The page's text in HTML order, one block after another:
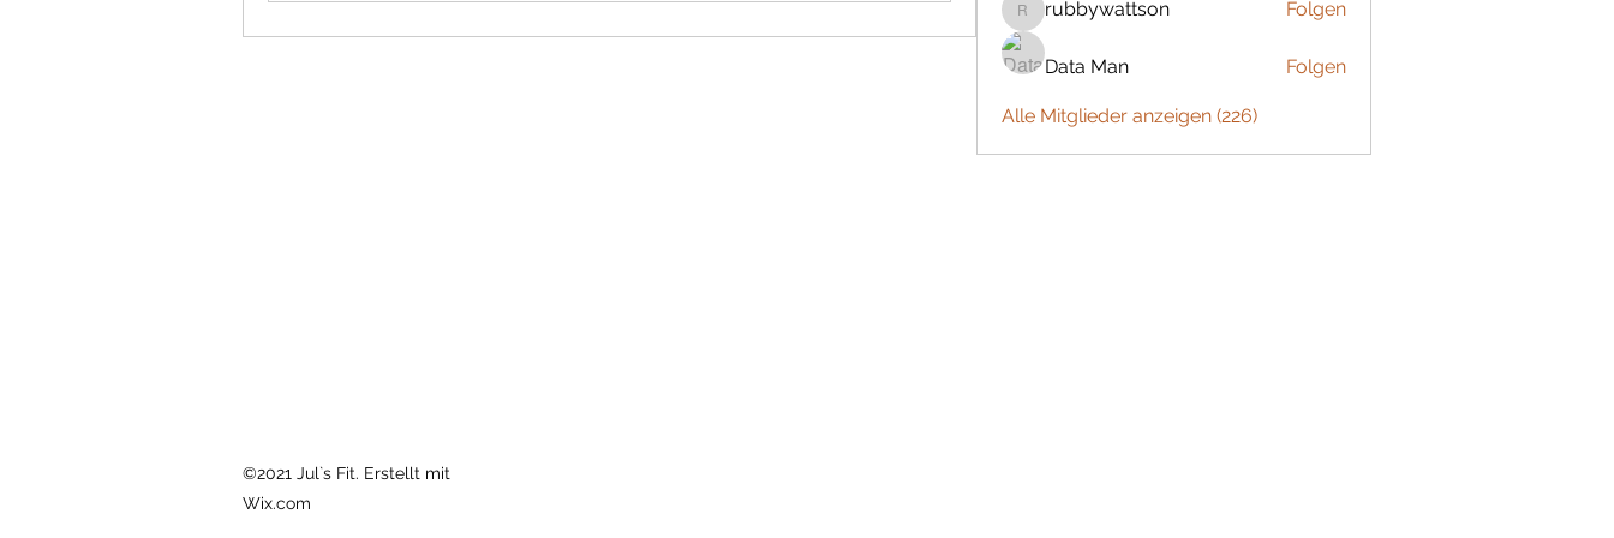
rubbywattson
rubbywattson Folgen
Data Man Folgen
Alle Mitglieder anzeigen (226)
©2021 Jul`s Fit. Erstellt mit
Wix.com